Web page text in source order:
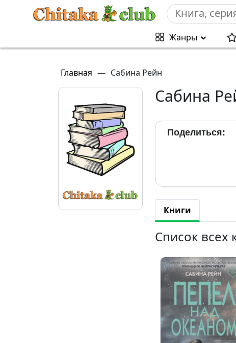
Жанры
Главная — Сабина Рейн
Сабина
Поделиться:
Книги
Список всех